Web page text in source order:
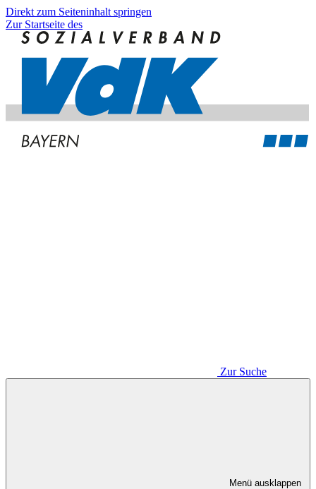
Direkt zum Seiteninhalt springen
Zur Startseite des
Zur Suche
Menü ausklappen